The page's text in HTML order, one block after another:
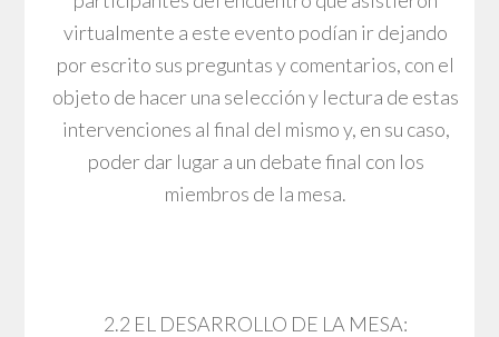
virtualmente a este evento podían ir dejando
por escrito sus preguntas y comentarios, con el
objeto de hacer una selección y lectura de estas
intervenciones al final del mismo y, en su caso,
poder dar lugar a un debate final con los
miembros de la mesa.
2.2 EL DESARROLLO DE LA MESA: